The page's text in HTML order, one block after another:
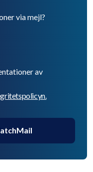
via mejl?
av